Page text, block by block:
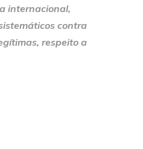
internacional,
contra
respeito a